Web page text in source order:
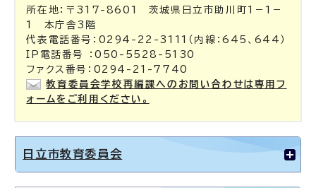
所在地：〒317-8601 茨城県日立市助川町1－1－
1 本庁舎3階
代表電話番号：0294-22-3111（内線：645、644）
IP電話番号 ：050-5528-5130
ファクス番号：0294-21-7740
教育委員会学校再編課へのお問い合わせは専用フ
ォームをご利用ください。
日立市教育委員会